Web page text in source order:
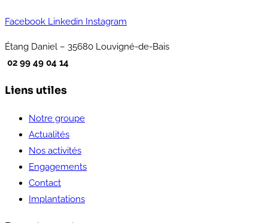
Facebook Linkedin Instagram
Étang Daniel – 35680 Louvigné-de-Bais
02 99 49 04 14
Liens utiles
Notre groupe
Actualités
Nos activités
Engagements
Contact
Implantations